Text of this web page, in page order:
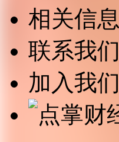
相关信息
联系我们
加入我们